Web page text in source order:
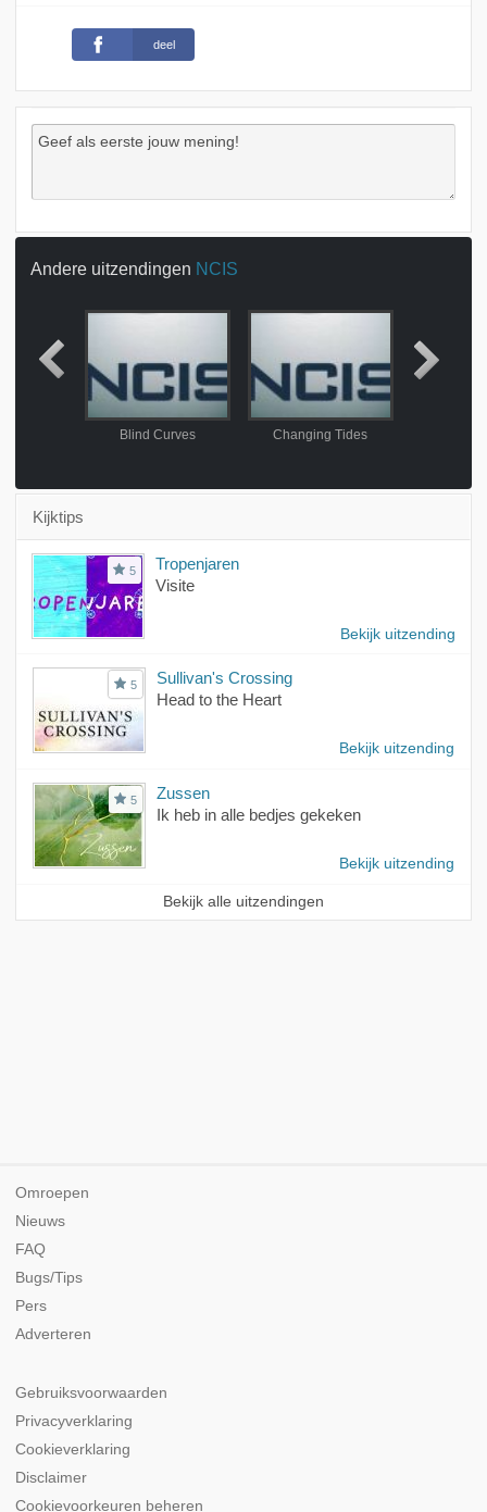
deel
Andere uitzendingen NCIS
Blind Curves Changing Tides
Kijktips
5
Tropenjaren
Visite
Bekijk uitzending
5
Sullivan's Crossing
Head to the Heart
Bekijk uitzending
5
Zussen
Ik heb in alle bedjes gekeken
Bekijk uitzending
Bekijk alle uitzendingen
Omroepen
Nieuws
FAQ
Bugs/Tips
Pers
Adverteren
Gebruiksvoorwaarden
Privacyverklaring
Cookieverklaring
Disclaimer
Cookievoorkeuren beheren